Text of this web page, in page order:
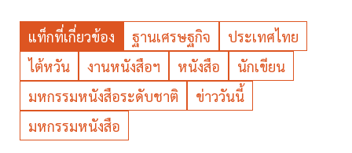
แท็กที่เกี่ยวข้อง ฐานเศรษฐกิจ
ประเทศไทย
ไต้หวัน
งานหนังสือฯ หนังสือ
นักเขียน
มหกรรมหนังสือระดับชาติ
ข่าววันนี้
มหกรรมหนังสือ